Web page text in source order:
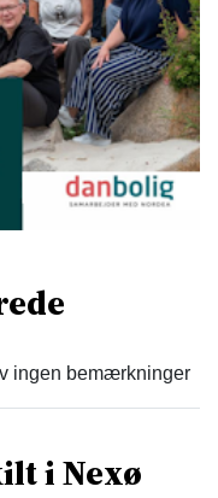
ingen bemærkninger
i Nexø